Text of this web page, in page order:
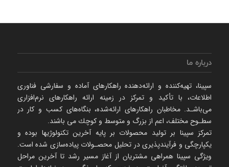
درباره ما
سپینا، تهیه‌كننده و ارائه‌‌دهنده راهكارهای آماده و سفارشی فناوری
اطلاعات، با تأكید و تمركز در زمینه ارائه راهکارهای نرم‌‌افزاری
می‌باشـد. مخاطبان راهكارهای ارائه‌شده، بنگاه‌های كسب و كار در
سطـوح مختلف، اعم از بزرگ و متوسط و كوچك می‌ باشند.
تمرکز سپینا بر تولید محصولات بر پایه آخرین تکنولوژیها بوده و
یکپارچگی و فرآیندپذیری در تحلیل محصـولات پیاده‌سازی شده است.
ویژگی سپینا همراهی مشتریان از آغاز مسیر رشد تا آخرین مراحل